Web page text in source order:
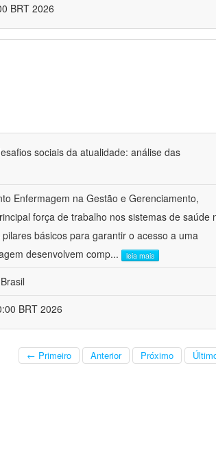
BRT 2026
sociais da atualidade: análise das
Enfermagem na Gestão e Gerenciamento,
força de trabalho nos sistemas de saúde
básicos para garantir o acesso a uma
desenvolvem comp... leia mais
BRT 2026
← Primeiro Anterior Próximo